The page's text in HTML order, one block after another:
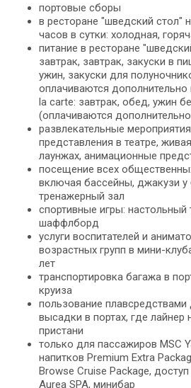
портовые сборы
в ресторане "шведский стол"
часов в сутки: холодная,
питание в ресторане
завтрак, завтрак, закуски в
ужин, закуски для
оплачиваются дополнительно
la carte: завтрак, обед, ужин
(оплачиваются
развлекательные
представления в театре,
лаунжах, анимационные
посещение всех
включая бассейны, джакузи у
тренажерный зал
спортивные игры: настольный
шаффлборд
услуги воспитателей и
возрастных групп в мини-
лет
транспортировка багажа в
круиза
пользование
высадки в портах, где лайнер
пристани
только для пассажиров MSC
напитков Premium Extra
Browse Cruise Package,
Aurea SPA, минибар